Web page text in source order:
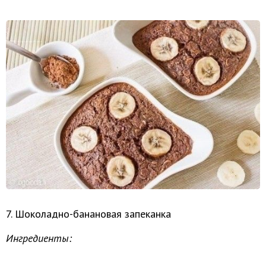
7. Шоколадно-банановая запеканка
Ингредиенты: